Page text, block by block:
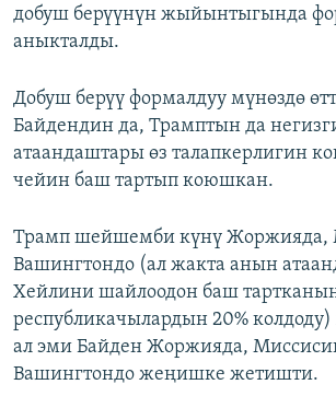
добуш берүүнүн жыйынтыгында
аныкталды.
Добуш берүү формалдуу мүнөздө
Байдендин да, Трамптын да
атаандаштары өз талапкерлигин
чейин баш тартып коюшкан.
Трамп шейшемби күнү Жоржияда,
Вашингтондо (ал жакта анын
Хейлини шайлоодон баш
республикачылардын 20%
ал эми Байден Жоржияда,
Вашингтондо жеңишке жетишти.